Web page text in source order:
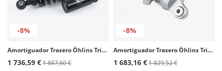
-8%
Amortiguador Trasero Öhlins Triumph Speed Twin (19-24), Thruxton 1200/RS (16-21) TR 965
1 736,59 €1 887,60 €
-8%
Amortiguador Trasero Öhlins Triumph Daytona 675 (13-20), Daytona Moto2 765 (13-21) TR 469
1 683,16 €1 829,52 €